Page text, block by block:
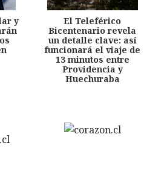
y
El Teleférico
Bicentenario revela
un detalle clave: así
funcionará el viaje de
13 minutos entre
Providencia y
Huechuraba